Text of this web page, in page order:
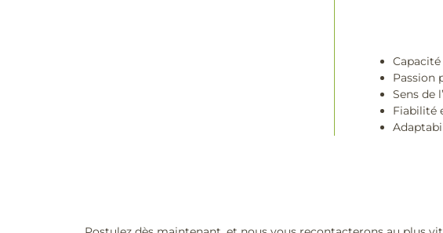
Passion
Sens de
Fiabilité